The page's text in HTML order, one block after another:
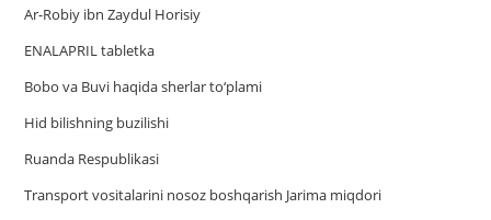
Ar-Robiy ibn Zaydul Horisiy
ENALAPRIL tabletka
Bobo va Buvi haqida sherlar to‘plami
Hid bilishning buzilishi
Ruanda Respublikasi
Trаnsport vositаlаrini nosoz boshqаrish Jаrimа miqdori